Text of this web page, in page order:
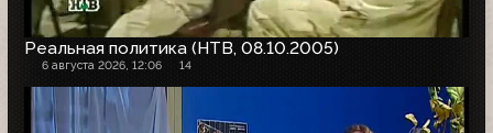
Реальная политика (НТВ, 08.10.2005)
6 августа 2026, 12:06 14